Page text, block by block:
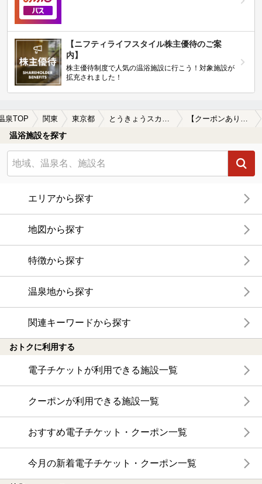
【ニフティライフスタイル株主優待のご案
内】
株主優待制度で人気の温浴施設に行こう！対象施設が
拡充されました！
泉TOP 関東 東京都
温浴施設を探す
エリアから探す
地図から探す
特徴から探す
温泉地から探す
関連キーワードから探す
おトクに利用する
電子チケットが利用できる施設一覧
クーポンが利用できる施設一覧
おすすめ電子チケット・クーポン一覧
今月の新着電子チケット・クーポン一覧